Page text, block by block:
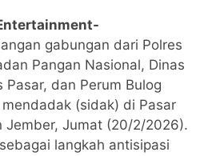
gabungan dari Polres
Pangan Nasional, Dinas
Pasar, dan Perum Bulog
(sidak) di Pasar
Jember, Jumat (20/2/2026).
langkah antisipasi